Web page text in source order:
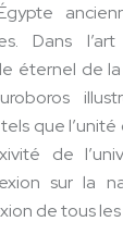
Dans
éternel de
que
de
sur la
de tous